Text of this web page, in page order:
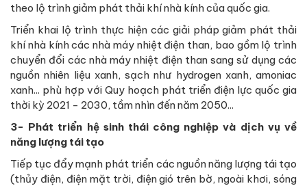
theo lộ trình giảm phát thải khí nhà kính của quốc gia.
Triển khai lộ trình thực hiện các giải pháp giảm phát thải
khí nhà kính các nhà máy nhiệt điện than, bao gồm lộ trình
chuyển đổi các nhà máy nhiệt điện than sang sử dụng các
nguồn nhiên liệu xanh, sạch như hydrogen xanh, amoniac
xanh... phù hợp với Quy hoạch phát triển điện lực quốc gia
thời kỳ 2021 - 2030, tầm nhìn đến năm 2050...
3- Phát triển hệ sinh thái công nghiệp và dịch vụ về
năng lượng tái tạo
Tiếp tục đẩy mạnh phát triển các nguồn năng lượng tái tạo
(thủy điện, điện mặt trời, điện gió trên bờ, ngoài khơi, sóng